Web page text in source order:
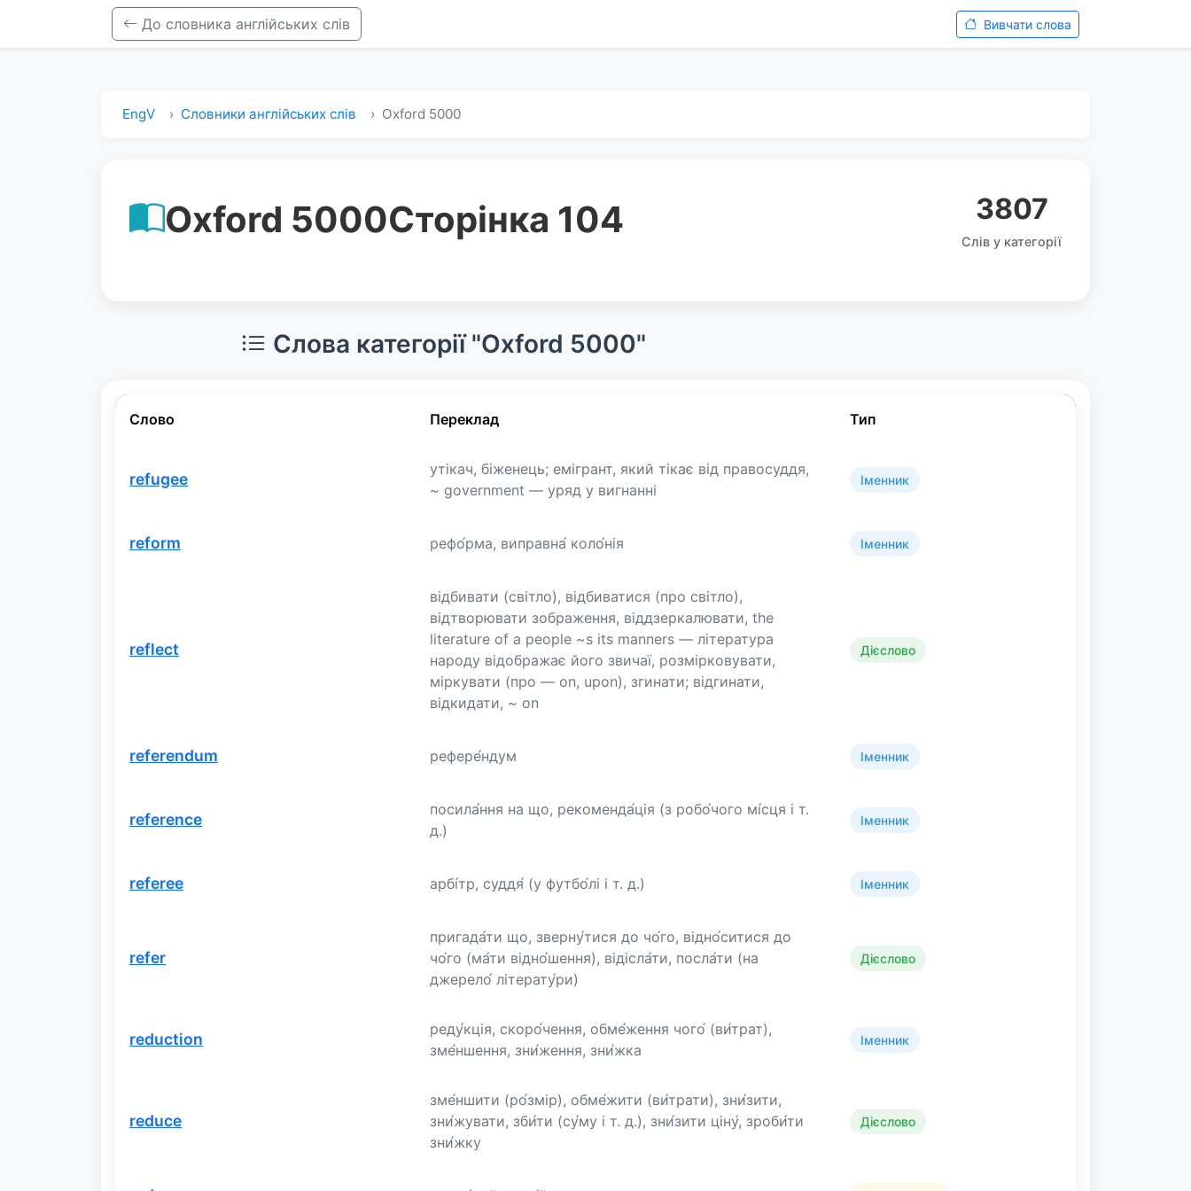
До словника англійських слів Вивчати слова
EngV Словники англійських слів Oxford 5000
Oxford 5000Сторінка 104 3807
Слів у категорії
Слова категорії "Oxford 5000"
Слово Переклад Тип
refugee
утікач, біженець; емігрант, який тікає від правосуддя,
~ government — уряд у вигнанні
Іменник
reform рефо́рма, виправна́ коло́нія Іменник
reflect
відбивати (світло), відбиватися (про світло),
відтворювати зображення, віддзеркалювати, the
literature of a people ~s its manners — література
народу відображає його звичаї, розмірковувати,
міркувати (про — on, upon), згинати; відгинати,
відкидати, ~ on
Дієслово
referendum рефере́ндум Іменник
reference
посила́ння на що, рекоменда́ція (з робо́чого мі́сця і т.
д.)
Іменник
referee арбі́тр, суддя́ (у футбо́лі і т. д.) Іменник
refer
пригада́ти що, зверну́тися до чо́го, відно́ситися до
чо́го (ма́ти відно́шення), відісла́ти, посла́ти (на
джерело́ літерату́ри)
Дієслово
reduction
реду́кція, скоро́чення, обме́ження чого́ (ви́трат),
зме́ншення, зни́ження, зни́жка
Іменник
reduce
зме́ншити (ро́змір), обме́жити (ви́трати), зни́зити,
зни́жувати, зби́ти (су́му і т. д.), зни́зити ціну́, зроби́ти
зни́жку
Дієслово